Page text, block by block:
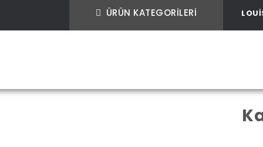
Kadın Çanta Modelleri
ÜRÜN KATEGORILERI